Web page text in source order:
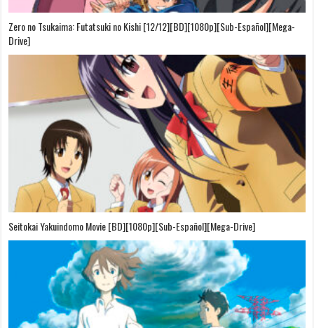
Zero no Tsukaima: Futatsuki no Kishi [12/12][BD][1080p][Sub-Español][Mega-
Drive]
Seitokai Yakuindomo Movie [BD][1080p][Sub-Español][Mega-Drive]